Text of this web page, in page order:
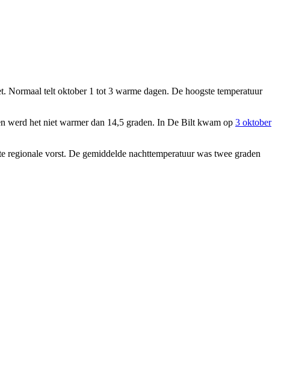
Normaal telt oktober 1 tot 3 warme dagen. De hoogste temperatuur
werd het niet warmer dan 14,5 graden. In De Bilt kwam op 3 oktober
regionale vorst. De gemiddelde nachttemperatuur was twee graden